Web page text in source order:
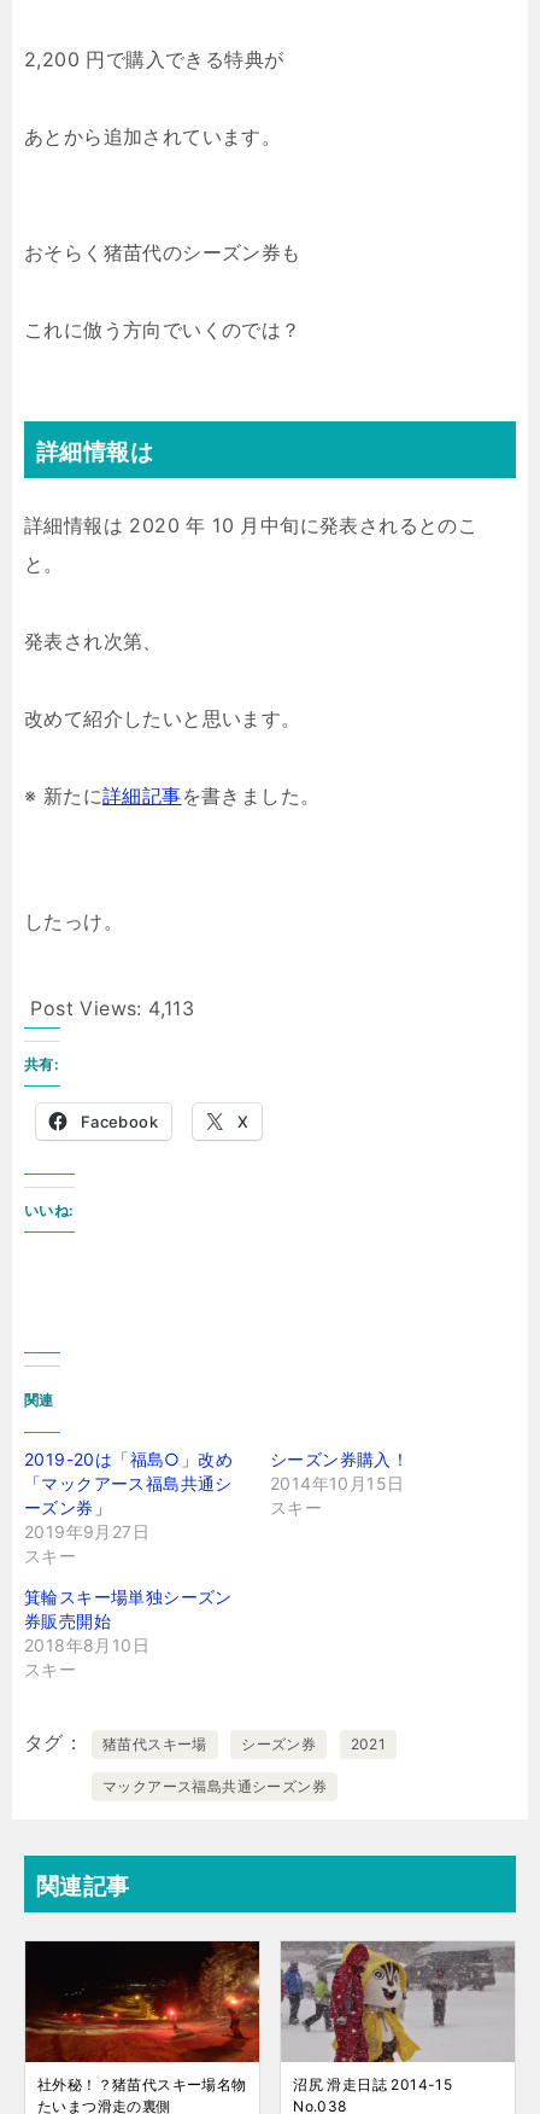
2,200 円で購入できる特典が
あとから追加されています。
おそらく猪苗代のシーズン券も
これに倣う方向でいくのでは？
詳細情報は
詳細情報は 2020 年 10 月中旬に発表されるとのこ
と。
発表され次第、
改めて紹介したいと思います。
※ 新たに詳細記事を書きました。
したっけ。
Post Views: 4,113
共有:
Facebook X
いいね:
関連
2019-20は「福島○」改め
「マックアース福島共通シ
ーズン券」
2019年9月27日
スキー
シーズン券購入！
2014年10月15日
スキー
箕輪スキー場単独シーズン
券販売開始
2018年8月10日
スキー
タグ 猪苗代スキー場 シーズン券 2021
マックアース福島共通シーズン券
関連記事
社外秘！？猪苗代スキー場名物
たいまつ滑走の裏側
沼尻 滑走日誌 2014-15
No.038